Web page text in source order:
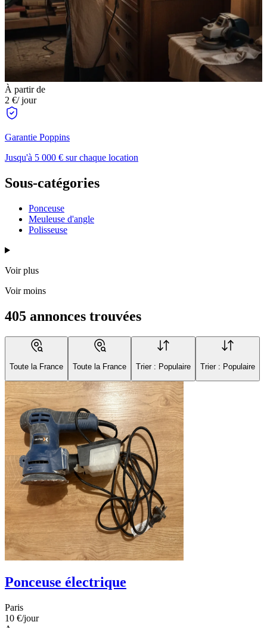
À partir de
2 €/ jour
Garantie Poppins
Jusqu'à 5 000 € sur chaque location
Sous-catégories
Ponceuse
Meuleuse d'angle
Polisseuse
Voir plus
Voir moins
405 annonces trouvées
Toute la France Toute la France Trier : Populaire Trier : Populaire
Ponceuse électrique
Paris
10 €/jour